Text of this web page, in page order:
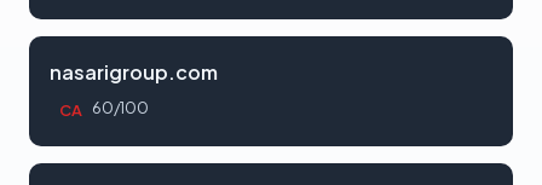
nasarigroup.com
CA 60/100